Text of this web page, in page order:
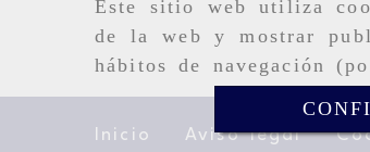
Este sitio web utiliza
de la web y mostrar
hábitos de navegación
Inicio Aviso legal